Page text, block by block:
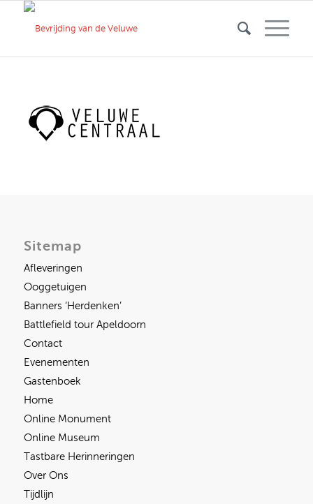
Sitemap
Afleveringen
Ooggetuigen
Banners ‘Herdenken’
Battlefield tour Apeldoorn
Contact
Evenementen
Gastenboek
Home
Online Monument
Online Museum
Tastbare Herinneringen
Over Ons
Tijdlijn